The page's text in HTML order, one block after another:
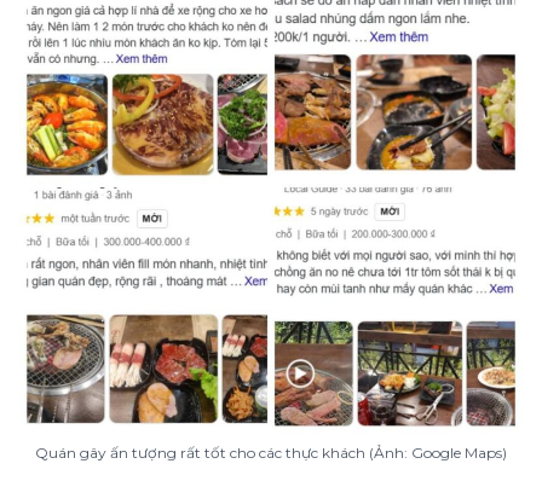
Quán gây ấn tượng rất tốt cho các thực khách (Ảnh: Google Maps)